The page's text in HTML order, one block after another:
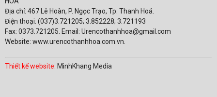
Địa chỉ: 467 Lê Hoàn, P. Ngọc Trạo, Tp. Thanh Hoá.
Điện thoại: (037)3.721205; 3.852228; 3.721193
Fax: 0373.721205. Email: Urencothanhhoa@gmail.com
Website: www.urencothanhhoa.com.vn.
Thiết kế website: MinhKhang Media